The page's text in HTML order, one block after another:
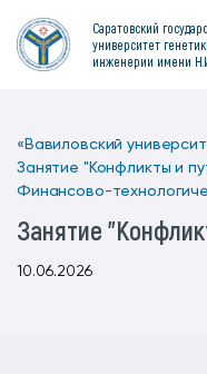
Саратовский
университет
инженерии имени
«Вавиловский
Занятие "Конфликты и
Финансово-
Занятие
10.06.2026